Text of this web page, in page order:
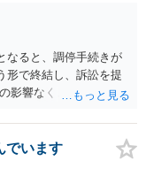
利ですが，ＡＢの相続
困難だと思います。
（遺産分割協議の落と
ければならないかもし
なると、調停手続きが
形で終結し、訴訟を提
影響なく、というのは
ってくるかと思われま
しても限界が出てしま
でいます